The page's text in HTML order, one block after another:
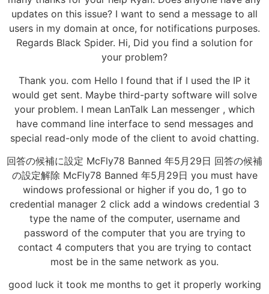
updates on this issue? I want to send a message to all
users in my domain at once, for notifications purposes.
Regards Black Spider. Hi, Did you find a solution for
your problem?
Thank you. com Hello I found that if I used the IP it
would get sent. Maybe third-party software will solve
your problem. I mean LanTalk Lan messenger , which
have command line interface to send messages and
special read-only mode of the client to avoid chatting.
回答の候補に設定 McFly78 Banned 年5月29日 回答の候補
の設定解除 McFly78 Banned 年5月29日 you must have
windows professional or higher if you do, 1 go to
credential manager 2 click add a windows credential 3
type the name of the computer, username and
password of the computer that you are trying to
contact 4 computers that you are trying to contact
most be in the same network as you.
good luck it took me months to get it properly working